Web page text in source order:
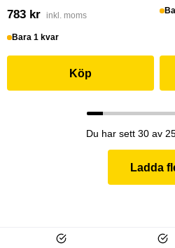
783 kr inkl. moms
Bara 1 kvar
Köp
Du har sett 30 av
Ladda